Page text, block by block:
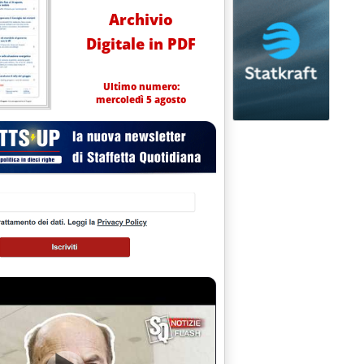
Archivio
Digitale in PDF
Ultimo numero:
mercoledì 5 agosto